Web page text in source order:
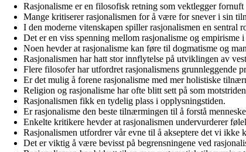
Rasjonalisme er en filosofisk retning som vektlegger
Mange kritiserer rasjonalismen for å være for snever i sin
I den moderne vitenskapen spiller rasjonalismen en sentral
Det er en viss spenning mellom rasjonalisme og empirisme
Noen hevder at rasjonalisme kan føre til dogmatisme og
Rasjonalismen har hatt stor innflytelse på utviklingen av
Flere filosofer har utfordret rasjonalismens grunnleggende
Er det mulig å forene rasjonalisme med mer holistiske
Religion og rasjonalisme har ofte blitt sett på som
Rasjonalismen fikk en tydelig plass i opplysningstiden.
Er rasjonalisme den beste tilnærmingen til å forstå
Enkelte kritikere hevder at rasjonalismen undervurderer
Rasjonalismen utfordrer vår evne til å akseptere det vi ikke
Det er viktig å være bevisst på begrensningene ved